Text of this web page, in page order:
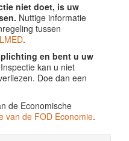
niet doet, is uw
Nuttige informatie
tussen
.
en bent u uw
kan u niet
Doe dan een
de Economische
van de FOD Economie.